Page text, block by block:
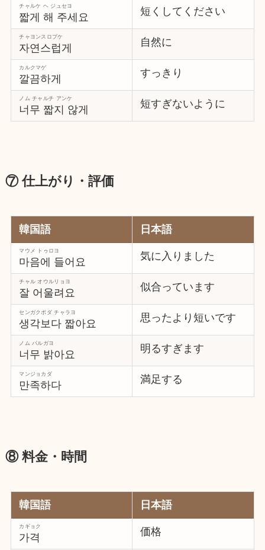
짧게 해 주세요
チャルケ ヘ ジュセヨ 短くしてください
자연스럽게
チャヨンスロプケ 自然に
깔끔하게
カルクマゲ すっきり
너무 짧지 않게
ノム チャルチ アンケ 短すぎないように
⑦ 仕上がり・評価
韓国語 日本語
마음에 들어요
マウメ トゥロヨ 気に入りました
잘 어울려요
チャル オウルリョヨ 似合っています
생각보다 짧아요
センガクポダ チャラヨ 思ったより短いです
너무 밝아요
ノム パルガヨ 明るすぎます
만족하다
マンジョカダ 満足する
⑧ 料金・時間
韓国語 日本語
가격
カギョク 価格